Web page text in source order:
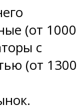
(от 1000
с
(от 1300